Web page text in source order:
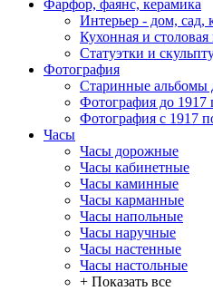
Фарфор, фаянс, керамика
Интерьер - дом, сад,
Кухонная и столовая
Статуэтки и
Фотография
Старинные альбомы
Фотография до 1917
Фотография с 1917
Часы
Часы дорожные
Часы кабинетные
Часы каминные
Часы карманные
Часы напольные
Часы наручные
Часы настенные
Часы настольные
+ Показать все